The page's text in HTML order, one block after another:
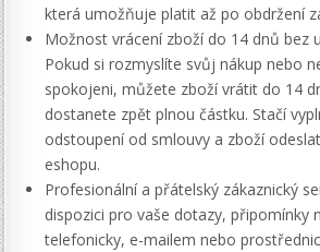
která umožňuje platit až po obdržení
Možnost vrácení zboží do 14 dnů bez
Pokud si rozmyslíte svůj nákup nebo
spokojeni, můžete zboží vrátit do 14
dostanete zpět plnou částku. Stačí
odstoupení od smlouvy a zboží
eshopu.
Profesionální a přátelský zákaznický
dispozici pro vaše dotazy, připomínky
telefonicky, e-mailem nebo